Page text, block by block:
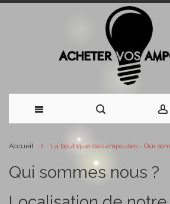
Accueil La boutique des ampoules - Qui
Qui sommes nous ?